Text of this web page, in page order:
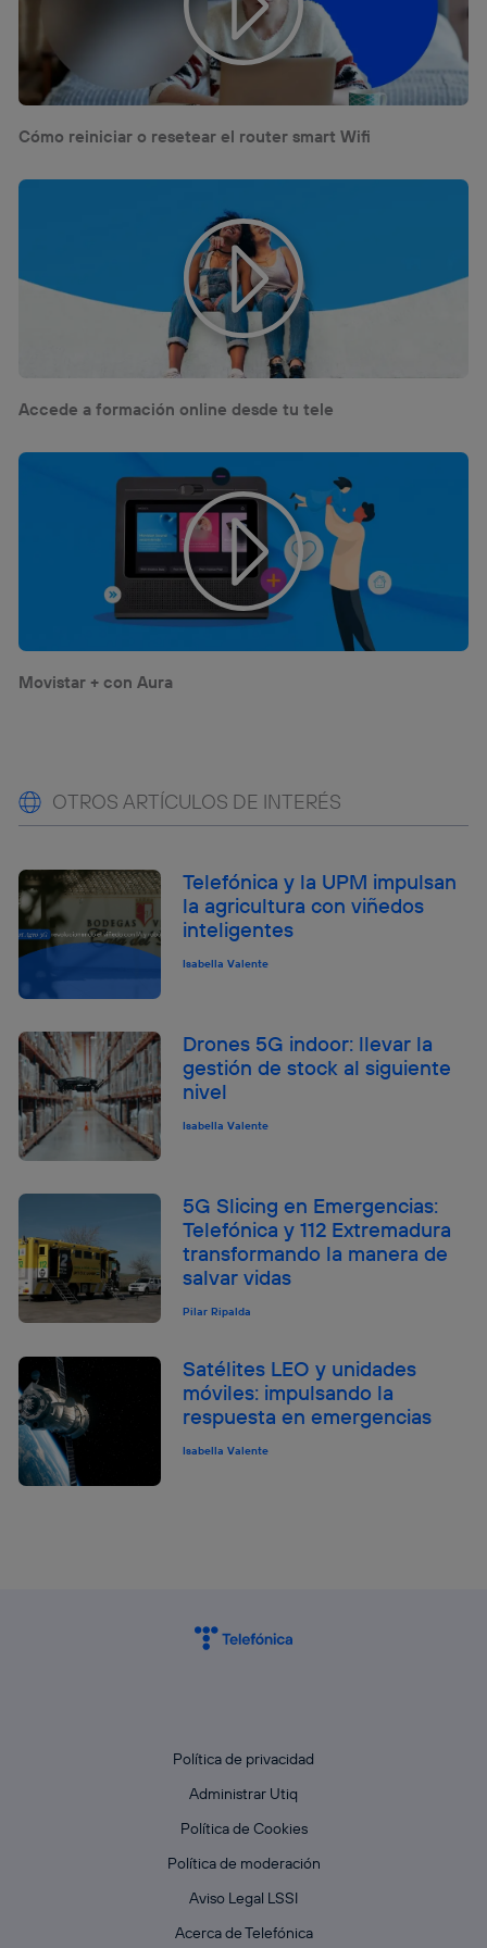
Cómo reiniciar o resetear el router smart Wifi
Accede a formación online desde tu tele
Movistar + con Aura
OTROS ARTÍCULOS DE INTERÉS
Telefónica y la UPM impulsan
la agricultura con viñedos
inteligentes
Isabella Valente
Drones 5G indoor: llevar la
gestión de stock al siguiente
nivel
Isabella Valente
5G Slicing en Emergencias:
Telefónica y 112 Extremadura
transformando la manera de
salvar vidas
Pilar Ripalda
Satélites LEO y unidades
móviles: impulsando la
respuesta en emergencias
Isabella Valente
Política de privacidad
Administrar Utiq
Política de Cookies
Política de moderación
Aviso Legal LSSI
Acerca de Telefónica
. Para más información, consulta
política de privacidad de Utiq.